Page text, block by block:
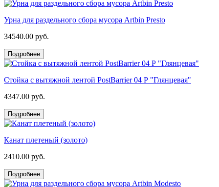
Урна для раздельного сбора мусора Artbin Presto
34540.00 руб.
Подробнее
Стойка с вытяжной лентой PostBarrier 04 Р "Глянцевая"
4347.00 руб.
Подробнее
Канат плетеный (золото)
2410.00 руб.
Подробнее